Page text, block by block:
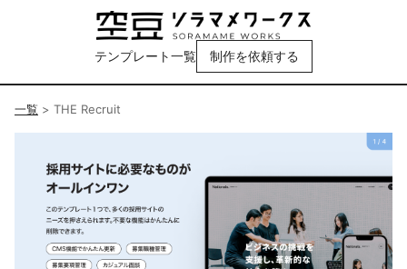
テンプレート一覧 制作を依頼する
一覧 > THE Recruit